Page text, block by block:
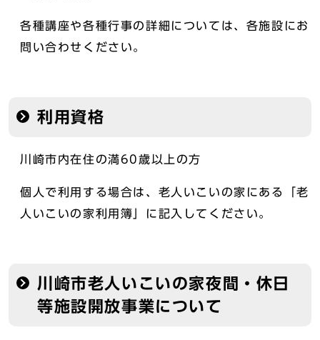
各種講座や各種行事の詳細については、各施設にお
問い合わせください。
利用資格
川崎市内在住の満60歳以上の方
個人で利用する場合は、老人いこいの家にある「老
人いこいの家利用簿」に記入してください。
川崎市老人いこいの家夜間・休日
等施設開放事業について